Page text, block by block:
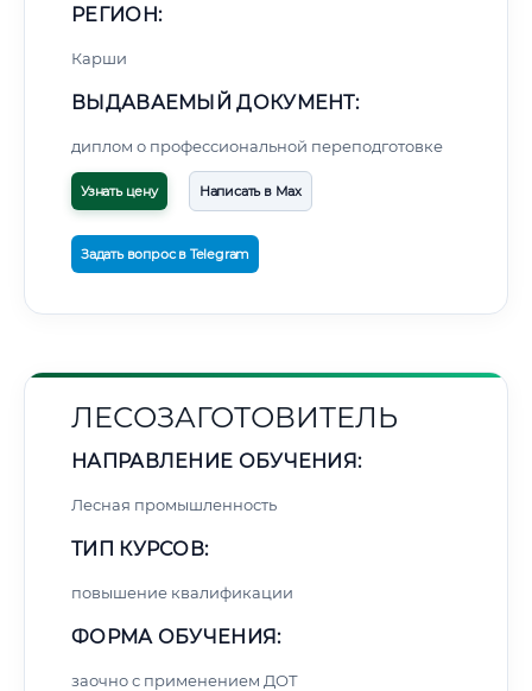
РЕГИОН:
Карши
ВЫДАВАЕМЫЙ ДОКУМЕНТ:
диплом о профессиональной переподготовке
Узнать цену Написать в Max
Задать вопрос в Telegram
ЛЕСОЗАГОТОВИТЕЛЬ
НАПРАВЛЕНИЕ ОБУЧЕНИЯ:
Лесная промышленность
ТИП КУРСОВ:
повышение квалификации
ФОРМА ОБУЧЕНИЯ:
заочно с применением ДОТ